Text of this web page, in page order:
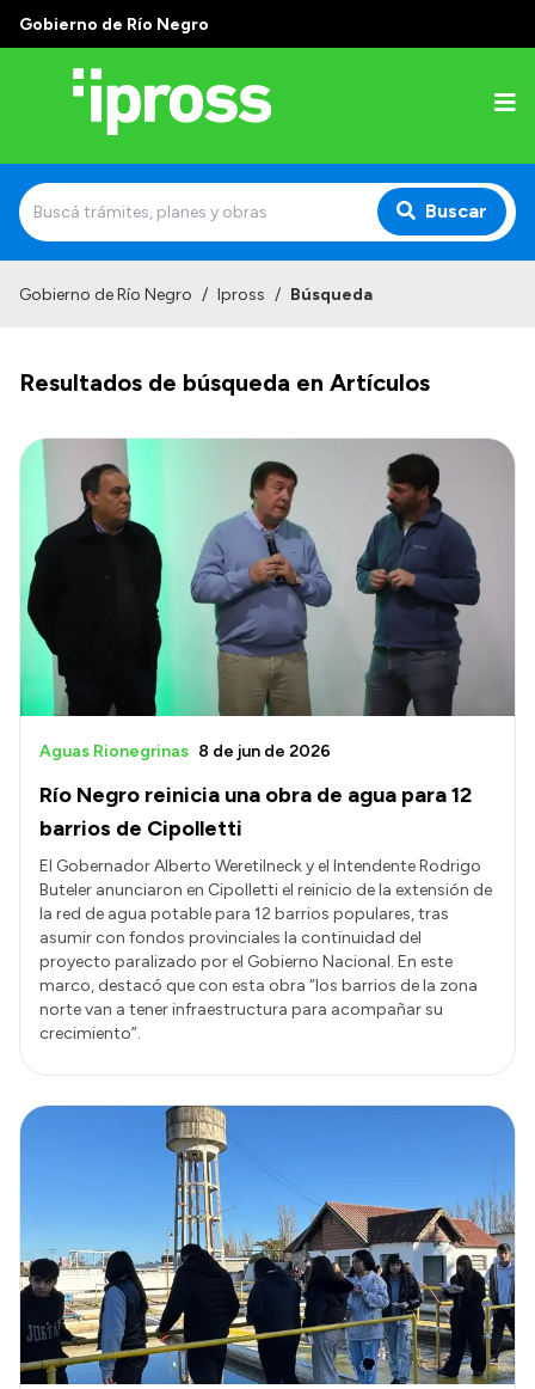
Gobierno de Río Negro
Buscar
¿Qué es IPROSS?
Autoridades
Delegaciones
Consultorios Propios
Presentación CV
Transparencia
Inversión en Salud
Licitaciones
Gobierno de Río Negro / Ipross / Búsqueda
Resultados de búsqueda en Artículos
Río Negro reinicia una obra de agua para 12
barrios de Cipolletti
Aguas Rionegrinas 8 de jun de 2026
El Gobernador Alberto Weretilneck y el Intendente Rodrigo
Buteler anunciaron en Cipolletti el reinicio de la extensión de
la red de agua potable para 12 barrios populares, tras
asumir con fondos provinciales la continuidad del
proyecto paralizado por el Gobierno Nacional. En este
marco, destacó que con esta obra “los barrios de la zona
norte van a tener infraestructura para acompañar su
crecimiento”.